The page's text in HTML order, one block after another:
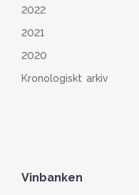
2022
2021
2020
Kronologiskt arkiv
Vinbanken